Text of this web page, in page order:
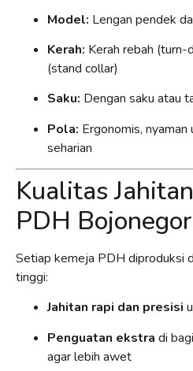
Model: Lengan pendek
Kerah: Kerah rebah
(stand collar)
Saku: Dengan saku atau
Pola: Ergonomis,
seharian
Kualitas
PDH
Setiap kemeja PDH diproduksi
tinggi:
Jahitan rapi dan presisi
Penguatan ekstra di
agar lebih awet